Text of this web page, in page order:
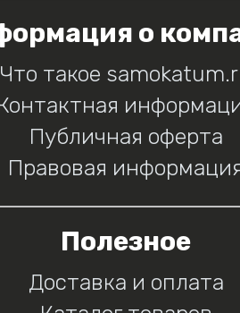
о
Что такое
Публичная оферта
Правовая
Полезное
Доставка и оплата